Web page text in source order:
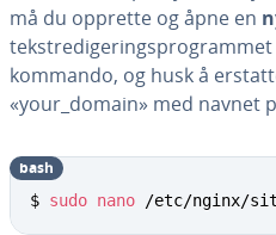
må du opprette og åpne en
tekstredigeringsprogrammet
kommando, og husk å
«your_domain» med navnet
$ sudo nano /etc/nginx/
bash